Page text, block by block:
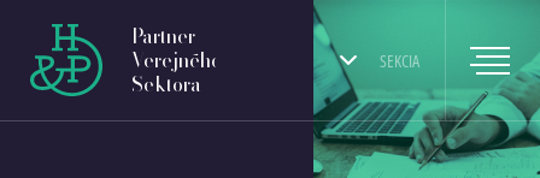
SEKCIA
Partner
Verejného
Sektora